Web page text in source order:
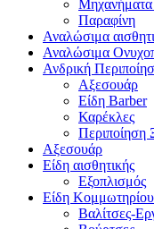
Μηχανήματα
Παραφίνη
Αναλώσιμα
Αναλώσιμα
Ανδρική
Αξεσουάρ
Είδη Barber
Καρέκλες
Περιποίηση
Αξεσουάρ
Είδη αισθητικής
Εξοπλισμός
Είδη Κομμωτηρίου
Βαλίτσες-